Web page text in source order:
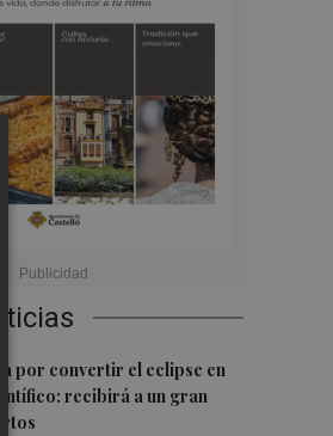
por convertir el eclipse en
recibirá a un gran